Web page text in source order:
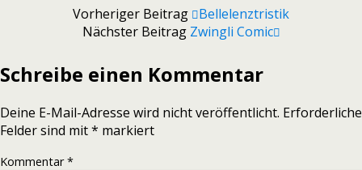
Vorheriger Beitrag
Bellelenztristik
Nächster Beitrag Zwingli Comic
Schreibe einen Kommentar
Deine E-Mail-Adresse wird nicht veröffentlicht. Erforderliche
Felder sind mit* markiert
Kommentar*